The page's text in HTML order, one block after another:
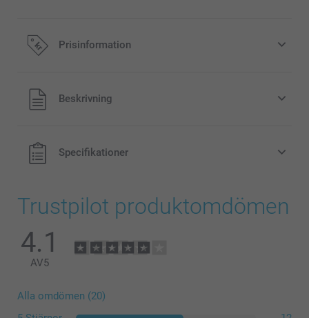
Prisinformation
Alla priser är i svenska kronor (SEK), inklusive moms och
exklusive porto.
Beskrivning
Specifikationer
Trustpilot produktomdömen
4.1
AV5
Alla omdömen (20)